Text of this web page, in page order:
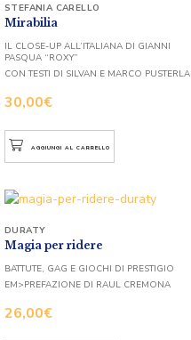
Mirabilia
30,00€
STEFANIA CARELLO
IL CLOSE-UP ALL’ITALIANA DI GIANNI
PASQUA “ROXY”
CON TESTI DI SILVAN E MARCO PUSTERLA
AGGIUNGI AL CARRELLO
Magia per ridere
26,00€
DURATY
BATTUTE, GAG E GIOCHI DI PRESTIGIO
EM>PREFAZIONE DI RAUL CREMONA